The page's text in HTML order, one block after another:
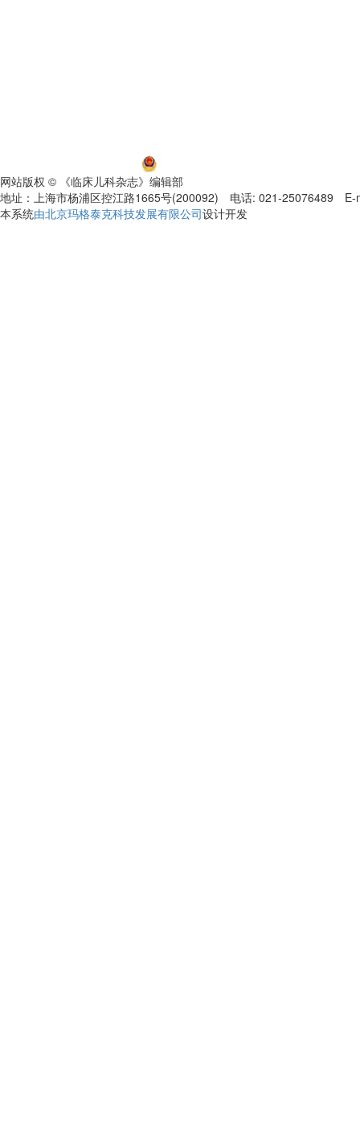
网站版权 © 《临床儿科杂志》编辑部
地址：上海市杨浦区控江路1665号(200092) 电话: 021-25076489 E-
本系统由北京玛格泰克科技发展有限公司设计开发